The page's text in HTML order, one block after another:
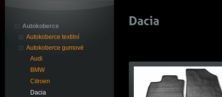
Autokoberce
Autokoberce textilní
Autokoberce gumové
Audi
BMW
Citroen
Dacia